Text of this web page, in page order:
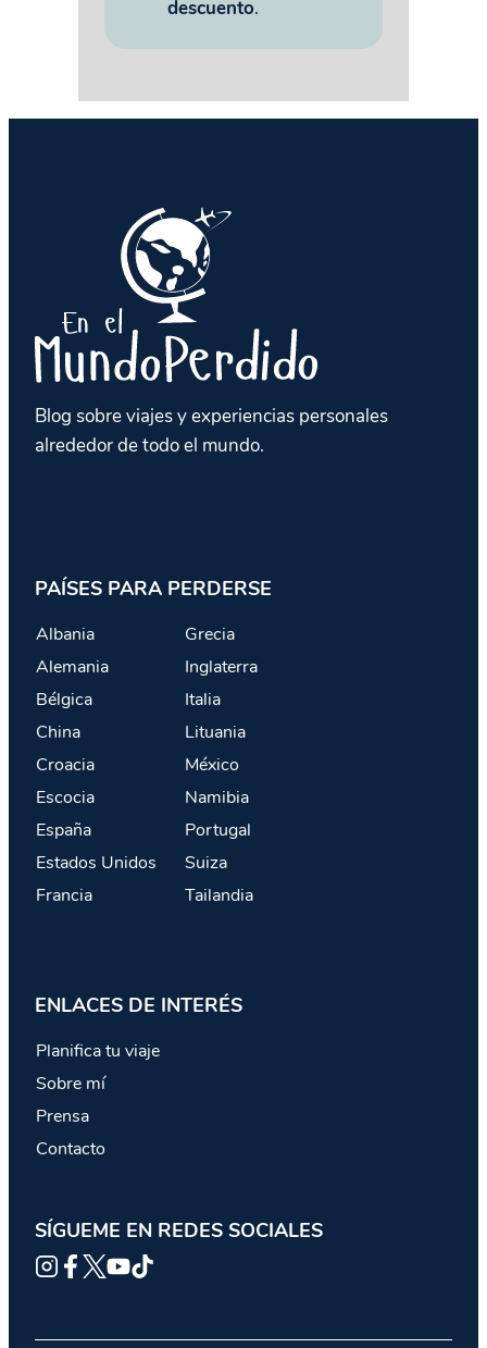
descuento.
Blog sobre viajes y experiencias personales
alrededor de todo el mundo.
PAÍSES PARA PERDERSE
Albania
Alemania
Bélgica
China
Croacia
Escocia
España
Estados Unidos
Francia
Grecia
Inglaterra
Italia
Lituania
México
Namibia
Portugal
Suiza
Tailandia
ENLACES DE INTERÉS
Planifica tu viaje
Sobre mí
Prensa
Contacto
SÍGUEME EN REDES SOCIALES